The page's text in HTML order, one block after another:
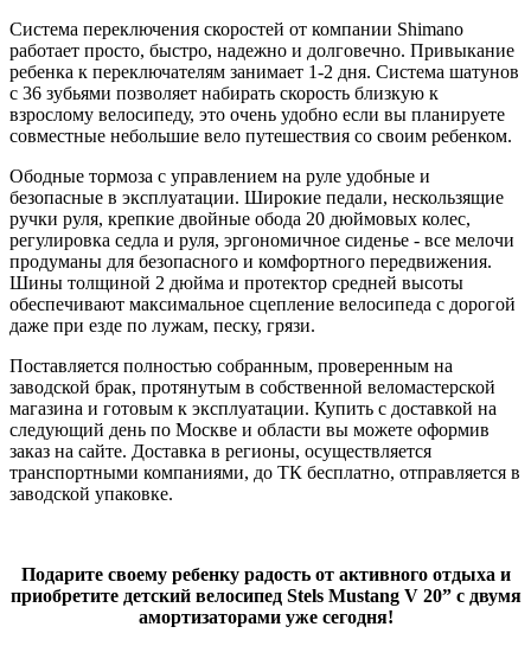
Система переключения скоростей от компании Shimano
работает просто, быстро, надежно и долговечно. Привыкание
ребенка к переключателям занимает 1-2 дня. Система шатунов
с 36 зубьями позволяет набирать скорость близкую к
взрослому велосипеду, это очень удобно если вы планируете
совместные небольшие вело путешествия со своим ребенком.
Ободные тормоза с управлением на руле удобные и
безопасные в эксплуатации. Широкие педали, нескользящие
ручки руля, крепкие двойные обода 20 дюймовых колес,
регулировка седла и руля, эргономичное сиденье - все мелочи
продуманы для безопасного и комфортного передвижения.
Шины толщиной 2 дюйма и протектор средней высоты
обеспечивают максимальное сцепление велосипеда с дорогой
даже при езде по лужам, песку, грязи.
Поставляется полностью собранным, проверенным на
заводской брак, протянутым в собственной веломастерской
магазина и готовым к эксплуатации. Купить с доставкой на
следующий день по Москве и области вы можете оформив
заказ на сайте. Доставка в регионы, осуществляется
транспортными компаниями, до ТК бесплатно, отправляется в
заводской упаковке.
Подарите своему ребенку радость от активного отдыха и
приобретите детский велосипед Stels Mustang V 20” с двумя
амортизаторами уже сегодня!